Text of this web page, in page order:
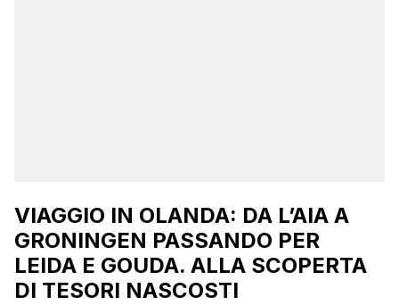
VIAGGIO IN OLANDA: DA L’AIA A
GRONINGEN PASSANDO PER
LEIDA E GOUDA. ALLA SCOPERTA
DI TESORI NASCOSTI